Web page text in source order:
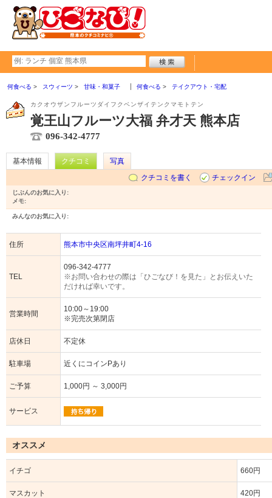
何食べる スウィーツ 甘味・和菓子 何食べる テイクアウト・宅配
カクオウザンフルーツダイフクベンザイテンクマモトテン
覚王山フルーツ大福 弁才天 熊本店
096-342-4777
基本情報 クチコミ
写真
クチコミを書く
チェックイン
じぶんのお気に入り:
メモ:
みんなのお気に入り:
住所 熊本市中央区南坪井町4-16
TEL
096-342-4777
※お問い合わせの際は「ひごなび！を見た」とお伝えいた
だければ幸いです。
営業時間
10:00～19:00
※完売次第閉店
店休日 不定休
駐車場 近くにコインPあり
ご予算 1,000円 ～ 3,000円
サービス
オススメ
イチゴ 660円
マスカット 420円